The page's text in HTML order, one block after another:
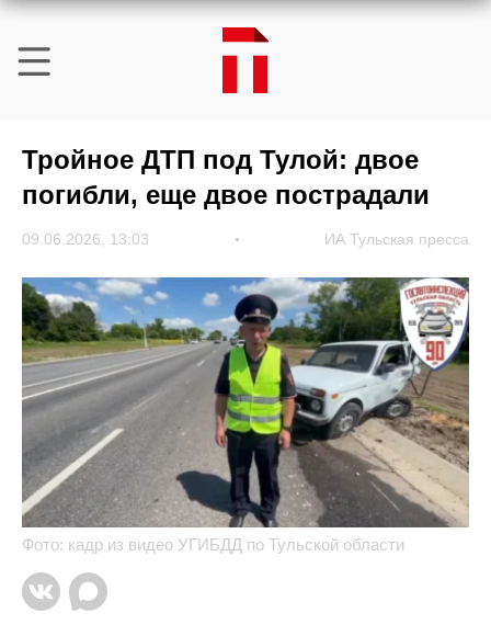
Тройное ДТП под Тулой: двое
погибли, еще двое пострадали
09.06.2026, 13:03 ИА Тульская пресса
Фото: кадр из видео УГИБДД по Тульской области